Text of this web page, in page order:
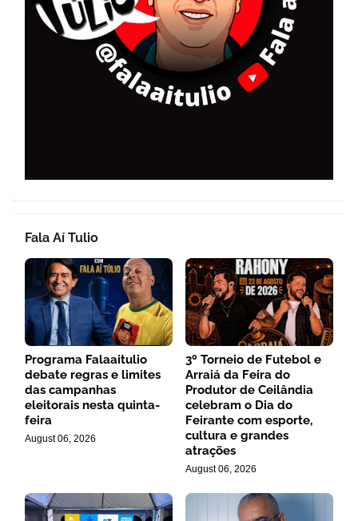
Fala Aí Tulio
Programa Falaaitulio
debate regras e limites
das campanhas
eleitorais nesta quinta-
feira
August 06, 2026
3º Torneio de Futebol e
Arraiá da Feira do
Produtor de Ceilândia
celebram o Dia do
Feirante com esporte,
cultura e grandes
atrações
August 06, 2026